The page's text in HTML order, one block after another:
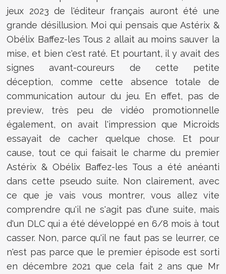
jeux 2023 de l'éditeur français auront été une
grande désillusion. Moi qui pensais que Astérix &
Obélix Baffez-les Tous 2 allait au moins sauver la
mise, et bien c'est raté. Et pourtant, il y avait des
signes avant-coureurs de cette petite
déception, comme cette absence totale de
communication autour du jeu. En effet, pas de
preview, très peu de vidéo promotionnelle
également, on avait l'impression que Microids
essayait de cacher quelque chose. Et pour
cause, tout ce qui faisait le charme du premier
Astérix & Obélix Baffez-les Tous a été anéanti
dans cette pseudo suite. Non clairement, avec
ce que je vais vous montrer, vous allez vite
comprendre qu'il ne s'agit pas d'une suite, mais
d'un DLC qui a été développé en 6/8 mois à tout
casser. Non, parce qu'il ne faut pas se leurrer, ce
n'est pas parce que le premier épisode est sorti
en décembre 2021 que cela fait 2 ans que Mr